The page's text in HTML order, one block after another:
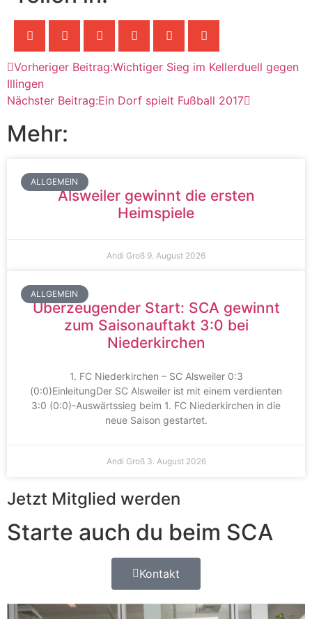
Vorheriger Beitrag:Wichtiger Sieg im Kellerduell gegen
Illingen
Nächster Beitrag:Ein Dorf spielt Fußball 2017
Mehr:
ALLGEMEIN
Alsweiler gewinnt die ersten
Heimspiele
Andi Groß 9. August 2026
ALLGEMEIN
Überzeugender Start: SCA gewinnt
zum Saisonauftakt 3:0 bei
Niederkirchen
1. FC Niederkirchen – SC Alsweiler 0:3
(0:0)EinleitungDer SC Alsweiler ist mit einem verdienten
3:0 (0:0)-Auswärtssieg beim 1. FC Niederkirchen in die
neue Saison gestartet.
Andi Groß 3. August 2026
Jetzt Mitglied werden
Starte auch du beim SCA
Kontakt